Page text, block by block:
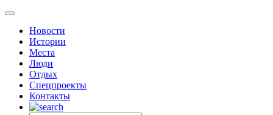
Новости
Истории
Места
Люди
Отдых
Спецпроекты
Контакты